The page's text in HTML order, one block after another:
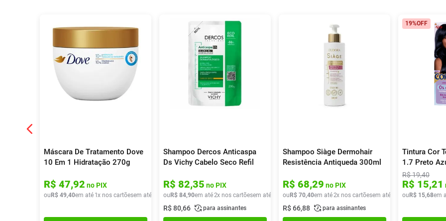
Máscara De Tratamento Dove
10 Em 1 Hidratação 270g
R$ 47,92 no PIX
ouR$ 49,40em até 1x nos cartõesem até x deR$ 49,40
Shampoo Dercos Anticaspa
Ds Vichy Cabelo Seco Refil
R$ 82,35 no PIX
ouR$ 84,90em até2x nos cartõesem até x deR$ 42,45
R$80,66 para assinantes
Shampoo Siàge Dermohair
Resistência Antiqueda 300ml
R$ 68,29 no PIX
ouR$ 70,40em até2x nos cartõesem até x deR$ 35,20
R$66,88 para assinantes
19%OFF
Tintura Cor
1.7 Preto
R$19,40
R$ 15,21
ouR$ 15,68em